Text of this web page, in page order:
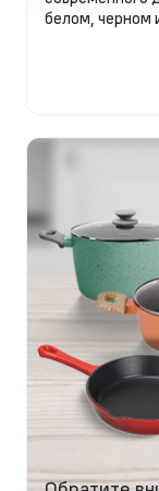
белом, черном